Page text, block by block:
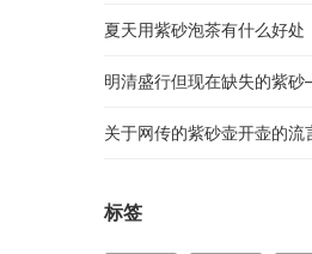
夏天用紫砂泡茶有什么好处
明清盛行但现在缺失的紫
关于网传的紫砂壶开壶的流
标签